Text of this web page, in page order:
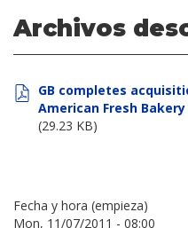
Archivos
GB completes
American Fresh
(29.23 KB)
Fecha y hora (empieza)
Mon, 11/07/2011 - 08:00